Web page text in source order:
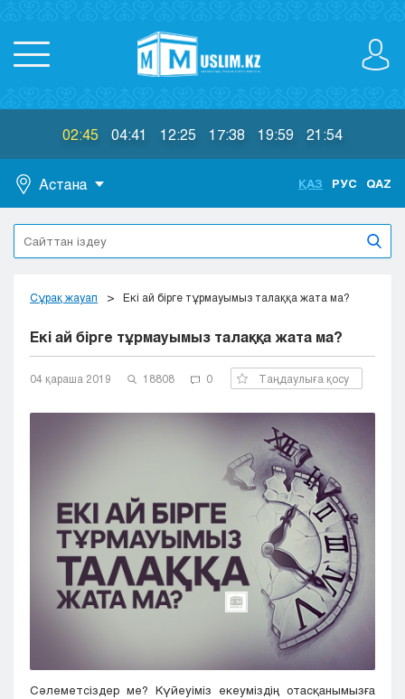
02:45 04:41 12:25 17:38 19:59 21:54
Астана
Астана
Алматы
Актобе
Жезказган
Караганда
Кокшетау
Талдыкорган
Тараз
Туркестан
Усть-Каменогорск
ҚАЗ РУС QAZ
Сұрақ жауап Екі ай бірге тұрмауымыз талаққа жата ма?
Екі ай бірге тұрмауымыз талаққа жата ма?
04 қараша 2019 18808 0 Таңдаулыға қосу
Сәлеметсіздер ме? Күйеуіміз екеуміздің отасқанымызға